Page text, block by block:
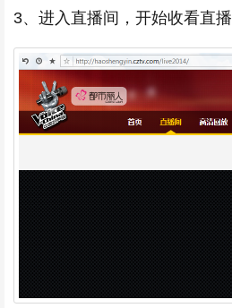
3、进入直播间，开始收看直播